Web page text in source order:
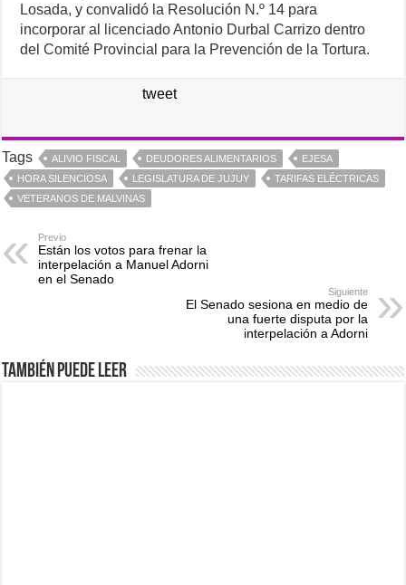
Losada, y convalidó la Resolución N.º 14 para
incorporar al licenciado Antonio Durbal Carrizo dentro
del Comité Provincial para la Prevención de la Tortura.
tweet
Tags ALIVIO FISCAL DEUDORES ALIMENTARIOS
EJESA
HORA SILENCIOSA
LEGISLATURA DE JUJUY
TARIFAS ELÉCTRICAS
VETERANOS DE MALVINAS
Previo
Están los votos para frenar la
interpelación a Manuel Adorni
en el Senado
Siguiente
El Senado sesiona en medio de
una fuerte disputa por la
interpelación a Adorni
También puede leer